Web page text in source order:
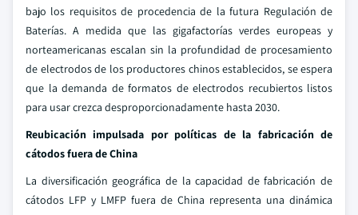
bajo los requisitos de procedencia de la futura Regulación de
Baterías. A medida que las gigafactorías verdes europeas y
norteamericanas escalan sin la profundidad de procesamiento
de electrodos de los productores chinos establecidos, se espera
que la demanda de formatos de electrodos recubiertos listos
para usar crezca desproporcionadamente hasta 2030.
Reubicación impulsada por políticas de la fabricación de
cátodos fuera de China
La diversificación geográfica de la capacidad de fabricación de
cátodos LFP y LMFP fuera de China representa una dinámica